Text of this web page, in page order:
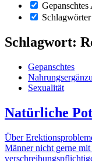
Gepanschtes
Schlagwörter
Schlagwort:
Gepanschtes
Sexualität
Natürliche
Über
Männer nicht gerne